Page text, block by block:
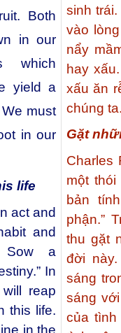
Both
in our
which
yield a
must
in our
life
act and
and
Sow a
In
reap
this life.
in the
sinh
vào
nẩy
hay
xấu ăn
chúng
Gặt
Charles
một
bản
phận.”
thu gặt
đời
sáng
sáng
của tình